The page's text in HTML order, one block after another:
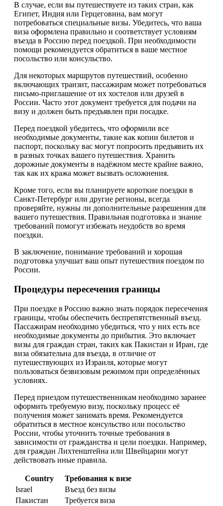
В случае, если вы путешествуете из таких стран, как
Египет, Индия или Герцеговина, вам могут
потребоваться специальные визы. Убедитесь, что ваша
виза оформлена правильно и соответствует условиям
въезда в Россию перед поездкой. При необходимости
помощи рекомендуется обратиться в ваше местное
посольство или консульство.
Для некоторых маршрутов путешествий, особенно
включающих транзит, пассажирам может потребоваться
письмо-приглашение от их хостелов или друзей в
России. Часто этот документ требуется для подачи на
визу и должен быть предъявлен при посадке.
Перед поездкой убедитесь, что оформили все
необходимые документы, такие как копии билетов и
паспорт, поскольку вас могут попросить предъявить их
в разных точках вашего путешествия. Хранить
дорожные документы в надёжном месте крайне важно,
так как их кража может вызвать осложнения.
Кроме того, если вы планируете короткие поездки в
Санкт-Петербург или другие регионы, всегда
проверяйте, нужны ли дополнительные разрешения для
вашего путешествия. Правильная подготовка и знание
требований помогут избежать неудобств во время
поездки.
В заключение, понимание требований и хорошая
подготовка улучшат ваш опыт путешествия поездом по
России.
Процедуры пересечения границы
При поездке в Россию важно знать порядок пересечения
границы, чтобы обеспечить беспрепятственный въезд.
Пассажирам необходимо убедиться, что у них есть все
необходимые документы до прибытия. Это включает
визы для граждан стран, таких как Пакистан и Иран, где
виза обязательна для въезда, в отличие от
путешествующих из Израиля, которые могут
пользоваться безвизовым режимом при определённых
условиях.
Перед приездом путешественникам необходимо заранее
оформить требуемую визу, поскольку процесс её
получения может занимать время. Рекомендуется
обратиться в местное консульство или посольство
России, чтобы уточнить точные требования в
зависимости от гражданства и цели поездки. Например,
для граждан Лихтенштейна или Швейцарии могут
действовать иные правила.
Country
Требования к визе
Israel
Въезд без визы
Пакистан
Требуется виза